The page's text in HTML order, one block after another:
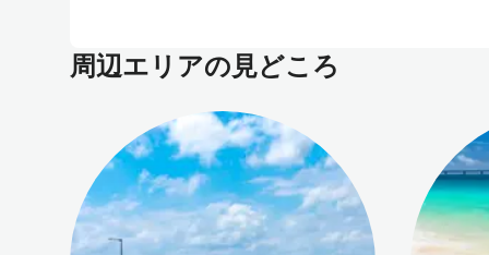
周辺エリアの見どころ